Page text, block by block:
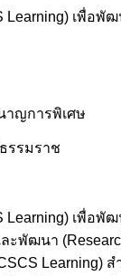
Learning) เพื่
าญการพิเศษ
รรมราช
Learning) เพื่
พัฒนา